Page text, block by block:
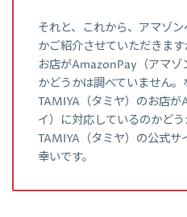
それと、これから、アマゾ
かご紹介させていただきま
お店がAmazonPay（アマゾ
かどうかは調べていません
TAMIYA（タミヤ）のお店
イ）に対応しているのかど
TAMIYA（タミヤ）の公式サ
幸いです。